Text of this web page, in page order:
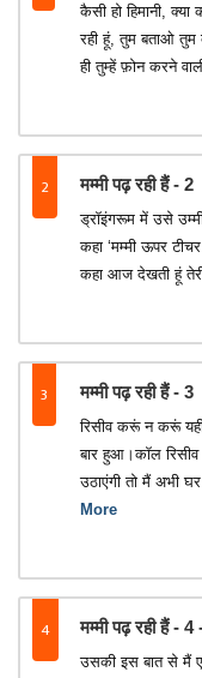
कैसी हो हिमानी, क्या
रही हूं, तुम बताओ
ही तुम्हें फ़ोन करने
2 मम्मी पढ़ रही हैं - 2
ड्रॉइंगरूम में उसे
कहा ‘मम्मी ऊपर
कहा आज देखती हूं
3 मम्मी पढ़ रही हैं - 3
रिसीव करूं न करूं
बार हुआ।कॉल
उठाएंगी तो मैं अभी
More
4 मम्मी पढ़ रही हैं -
उसकी इस बात से मैं